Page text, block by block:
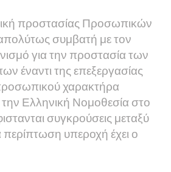
προστασίας Προσωπικών
συμβατή με τον
για την προστασία των
έναντι της επεξεργασίας
χαρακτήρα
Ελληνική Νομοθεσία στο
συγκρούσεις μεταξύ
περίπτωση υπεροχή έχει ο
In order for
us to
improve the
website's
functionality
and
structure,
based on
how the